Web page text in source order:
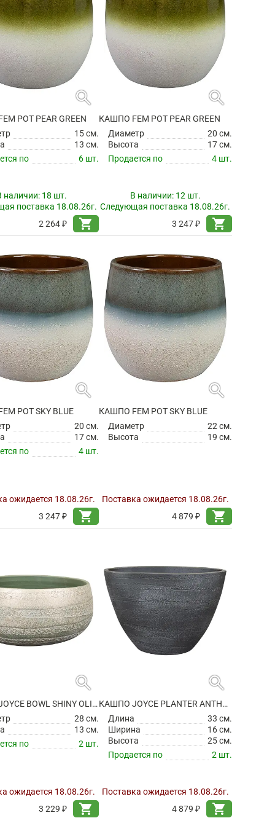
search
POT PEAR GREEN
15 см.
13 см.
по
6 шт.
наличии: 18 шт.
поставка 18.08.26г.
2 264 ₽
shopping_cart
search
КАШПО FEM POT PEAR GREEN
Диаметр
20 см.
Высота
17 см.
Продается по
4 шт.
В наличии: 12 шт.
Следующая поставка 18.08.26г.
3 247 ₽
shopping_cart
search
POT SKY BLUE
20 см.
17 см.
по
4 шт.
ожидается 18.08.26г.
3 247 ₽
shopping_cart
search
КАШПО FEM POT SKY BLUE
Диаметр
22 см.
Высота
19 см.
Поставка ожидается 18.08.26г.
4 879 ₽
shopping_cart
search
КАШПО JOYCE BOWL SHINY OLIVE
28 см.
13 см.
по
2 шт.
ожидается 18.08.26г.
3 229 ₽
shopping_cart
search
КАШПО JOYCE PLANTER ANTHRACITE
Длина
33 см.
Ширина
16 см.
Высота
25 см.
Продается по
2 шт.
Поставка ожидается 18.08.26г.
4 879 ₽
shopping_cart